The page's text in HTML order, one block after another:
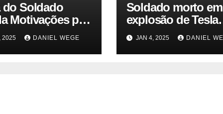
do Soldado
Motivações por
Explosão do
em Las
– Gazeta Brasil
2025 DANIEL WEGE
Soldado morto em
explosão de Tesla
sofria de estresse
traumático e temia
‘colapso’ dos EUA
JAN 4, 2025 DANIEL